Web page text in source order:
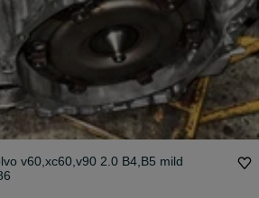
v60,xc60,v90 2.0 B4,B5 mild